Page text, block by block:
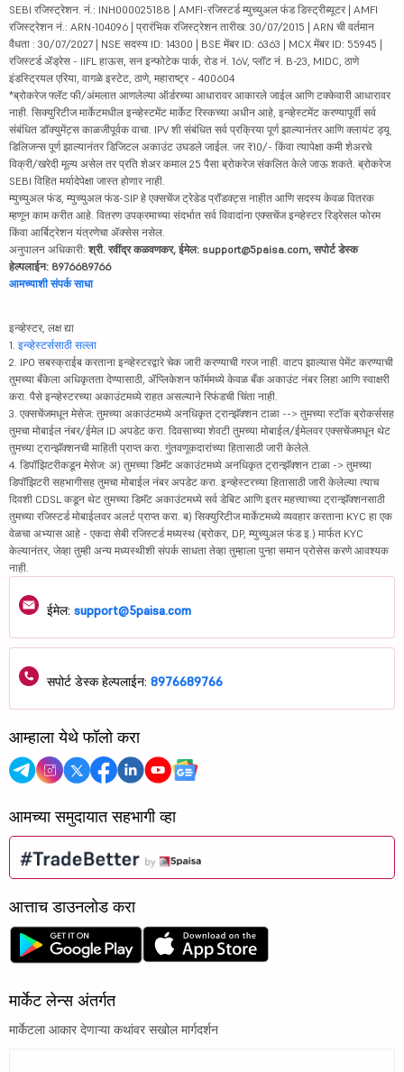
SEBI रजिस्ट्रेशन. नं.: INH000025188 | AMFI-रजिस्टर्ड म्युच्युअल फंड डिस्ट्रीब्यूटर | AMFI
रजिस्ट्रेशन नं.: ARN-104096 | प्रारंभिक रजिस्ट्रेशन तारीख: 30/07/2015 | ARN ची वर्तमान
वैधता : 30/07/2027 | NSE सदस्य ID: 14300 | BSE मेंबर ID: 6363 | MCX मेंबर ID: 55945 |
रजिस्टर्ड ॲड्रेस - IIFL हाऊस, सन इन्फोटेक पार्क, रोड नं. 16V, प्लॉट नं. B-23, MIDC, ठाणे
इंडस्ट्रियल एरिया, वागळे इस्टेट, ठाणे, महाराष्ट्र - 400604
*ब्रोकरेज फ्लॅट फी/अंमलात आणलेल्या ऑर्डरच्या आधारावर आकारले जाईल आणि टक्केवारी आधारावर
नाही. सिक्युरिटीज मार्केटमधील इन्व्हेस्टमेंट मार्केट रिस्कच्या अधीन आहे, इन्व्हेस्टमेंट करण्यापूर्वी सर्व
संबंधित डॉक्युमेंट्स काळजीपूर्वक वाचा. IPV शी संबंधित सर्व प्रक्रिया पूर्ण झाल्यानंतर आणि क्लायंट ड्यू
डिलिजन्स पूर्ण झाल्यानंतर डिजिटल अकाउंट उघडले जाईल. जर ₹10/- किंवा त्यापेक्षा कमी शेअरचे
विक्री/खरेदी मूल्य असेल तर प्रति शेअर कमाल 25 पैसा ब्रोकरेज संकलित केले जाऊ शकते. ब्रोकरेज
SEBI विहित मर्यादेपेक्षा जास्त होणार नाही.
म्युच्युअल फंड, म्युच्युअल फंड-SIP हे एक्सचेंज ट्रेडेड प्रॉडक्ट्स नाहीत आणि सदस्य केवळ वितरक
म्हणून काम करीत आहे. वितरण उपक्रमाच्या संदर्भात सर्व विवादांना एक्सचेंज इन्व्हेस्टर रिड्रेसल फोरम
किंवा आर्बिट्रेशन यंत्रणेचा ॲक्सेस नसेल.
अनुपालन अधिकारी: श्री. रवींद्र कळवणकर, ईमेल: support@5paisa.com, सपोर्ट डेस्क
हेल्पलाईन: 8976689766
आमच्याशी संपर्क साधा
इन्व्हेस्टर, लक्ष द्या
1. इन्व्हेस्टर्ससाठी सल्ला
2. IPO सबस्क्राईब करताना इन्व्हेस्टरद्वारे चेक जारी करण्याची गरज नाही. वाटप झाल्यास पेमेंट करण्याची
तुमच्या बँकेला अधिकृतता देण्यासाठी, ॲप्लिकेशन फॉर्ममध्ये केवळ बँक अकाउंट नंबर लिहा आणि स्वाक्षरी
करा. पैसे इन्व्हेस्टरच्या अकाउंटमध्ये राहत असल्याने रिफंडची चिंता नाही.
3. एक्सचेंजमधून मेसेज: तुमच्या अकाउंटमध्ये अनधिकृत ट्रान्झॅक्शन टाळा --> तुमच्या स्टॉक ब्रोकर्ससह
तुमचा मोबाईल नंबर/ईमेल ID अपडेट करा. दिवसाच्या शेवटी तुमच्या मोबाईल/ईमेलवर एक्सचेंजमधून थेट
तुमच्या ट्रान्झॅक्शनची माहिती प्राप्त करा. गुंतवणूकदारांच्या हितासाठी जारी केलेले.
4. डिपॉझिटरीकडून मेसेज: अ) तुमच्या डिमॅट अकाउंटमध्ये अनधिकृत ट्रान्झॅक्शन टाळा -> तुमच्या
डिपॉझिटरी सहभागीसह तुमचा मोबाईल नंबर अपडेट करा. इन्व्हेस्टरच्या हितासाठी जारी केलेल्या त्याच
दिवशी CDSL कडून थेट तुमच्या डिमॅट अकाउंटमध्ये सर्व डेबिट आणि इतर महत्त्वाच्या ट्रान्झॅक्शनसाठी
तुमच्या रजिस्टर्ड मोबाईलवर अलर्ट प्राप्त करा. ब) सिक्युरिटीज मार्केटमध्ये व्यवहार करताना KYC हा एक
वेळचा अभ्यास आहे - एकदा सेबी रजिस्टर्ड मध्यस्थ (ब्रोकर, DP, म्युच्युअल फंड इ.) मार्फत KYC
केल्यानंतर, जेव्हा तुम्ही अन्य मध्यस्थीशी संपर्क साधता तेव्हा तुम्हाला पुन्हा समान प्रोसेस करणे आवश्यक
नाही.
ईमेल: support@5paisa.com
सपोर्ट डेस्क हेल्पलाईन: 8976689766
आम्हाला येथे फॉलो करा
आमच्या समुदायात सहभागी व्हा
आत्ताच डाउनलोड करा
मार्केट लेन्स अंतर्गत
मार्केटला आकार देणाऱ्या कथांवर सखोल मार्गदर्शन